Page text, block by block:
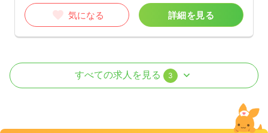
気になる 詳細を見る
外来 正・准看護師すべての求人を見る 3